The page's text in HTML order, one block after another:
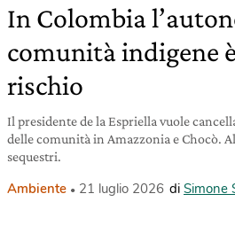
In Colombia
comunità indigene
rischio
Il presidente de la Espriella vuole
delle comunità in Amazzonia e Chocò.
sequestri.
Ambiente 21 luglio 2026 di Simone